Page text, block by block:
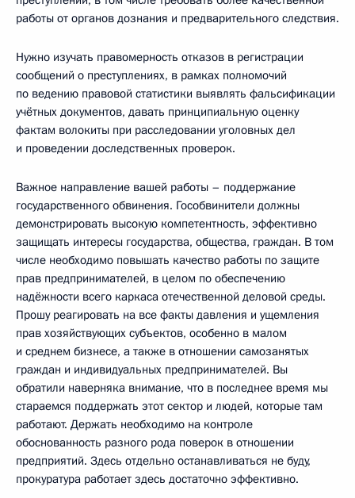
работы от органов дознания и предварительного следствия.
Нужно изучать правомерность отказов в регистрации
сообщений о преступлениях, в рамках полномочий
по ведению правовой статистики выявлять фальсификации
учётных документов, давать принципиальную оценку
фактам волокиты при расследовании уголовных дел
и проведении доследственных проверок.
Важное направление вашей работы – поддержание
государственного обвинения. Гособвинители должны
демонстрировать высокую компетентность, эффективно
защищать интересы государства, общества, граждан. В том
числе необходимо повышать качество работы по защите
прав предпринимателей, в целом по обеспечению
надёжности всего каркаса отечественной деловой среды.
Прошу реагировать на все факты давления и ущемления
прав хозяйствующих субъектов, особенно в малом
и среднем бизнесе, а также в отношении самозанятых
граждан и индивидуальных предпринимателей. Вы
обратили наверняка внимание, что в последнее время мы
стараемся поддержать этот сектор и людей, которые там
работают. Держать необходимо на контроле
обоснованность разного рода поверок в отношении
предприятий. Здесь отдельно останавливаться не буду,
прокуратура работает здесь достаточно эффективно.